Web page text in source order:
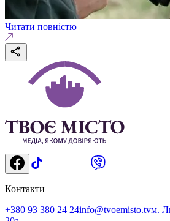
Читати повністю
Контакти
+380 93 380 24 24info@tvoemisto.tvм.